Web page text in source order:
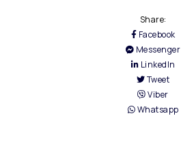
Share:
Facebook
Messenger
LinkedIn
Tweet
Viber
Whatsapp